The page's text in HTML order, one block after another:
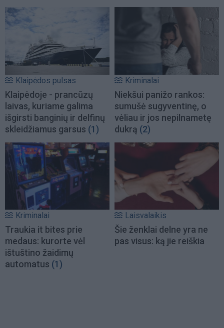
Klaipėdos pulsas
Klaipėdoje - prancūzų
laivas, kuriame galima
išgirsti banginių ir delfinų
skleidžiamus garsus (1)
Kriminalai
Niekšui panižo rankos:
sumušė sugyventinę, o
vėliau ir jos nepilnametę
dukrą (2)
Kriminalai
Traukia it bites prie
medaus: kurorte vėl
ištuštino žaidimų
automatus (1)
Laisvalaikis
Šie ženklai delne yra ne
pas visus: ką jie reiškia